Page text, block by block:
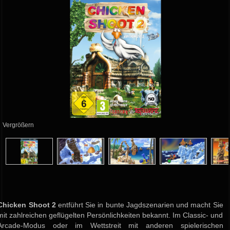
Vergrößern
Shoot 2entführt Sie in bunte Jagdszenarien und macht Sie
zahlreichen geflügelten Persönlichkeiten bekannt. Im Classic- und
Modus oder im Wettstreit mit anderen spielerischen